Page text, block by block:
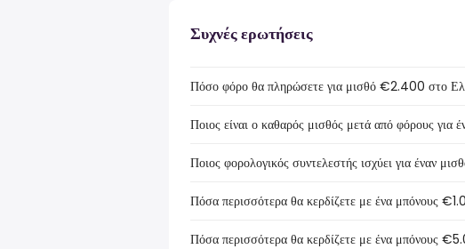
Συχνές ερωτήσεις
Πόσο φόρο θα πληρώσετε για μισθό €2.400 στο
Ποιος είναι ο καθαρός μισθός μετά από φόρους
Ποιος φορολογικός συντελεστής ισχύει για έναν
Πόσα περισσότερα θα κερδίζετε με ένα μπόνους
Πόσα περισσότερα θα κερδίζετε με ένα μπόνους